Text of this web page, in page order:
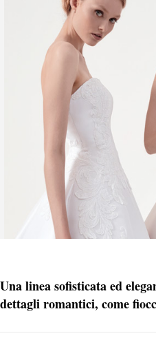
Una linea sofisticata ed
dettagli romantici, come